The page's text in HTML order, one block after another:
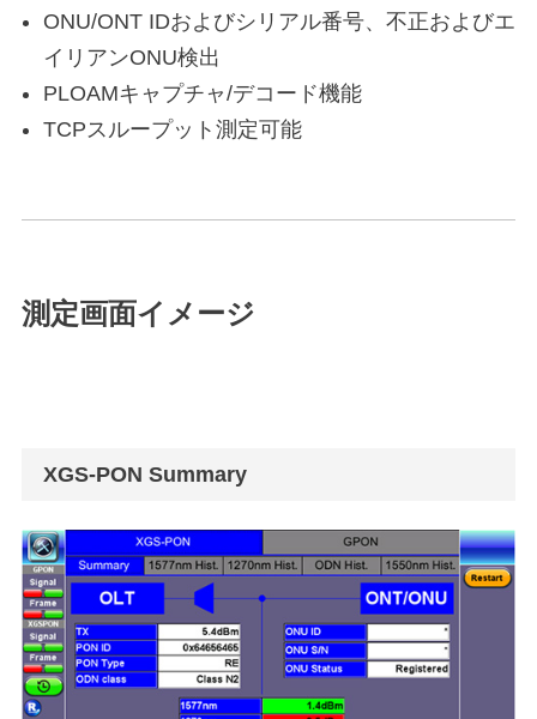
ONU/ONT IDおよびシリアル番号、不正およびエ
イリアンONU検出
PLOAMキャプチャ/デコード機能
TCPスループット測定可能
測定画面イメージ
XGS-PON Summary